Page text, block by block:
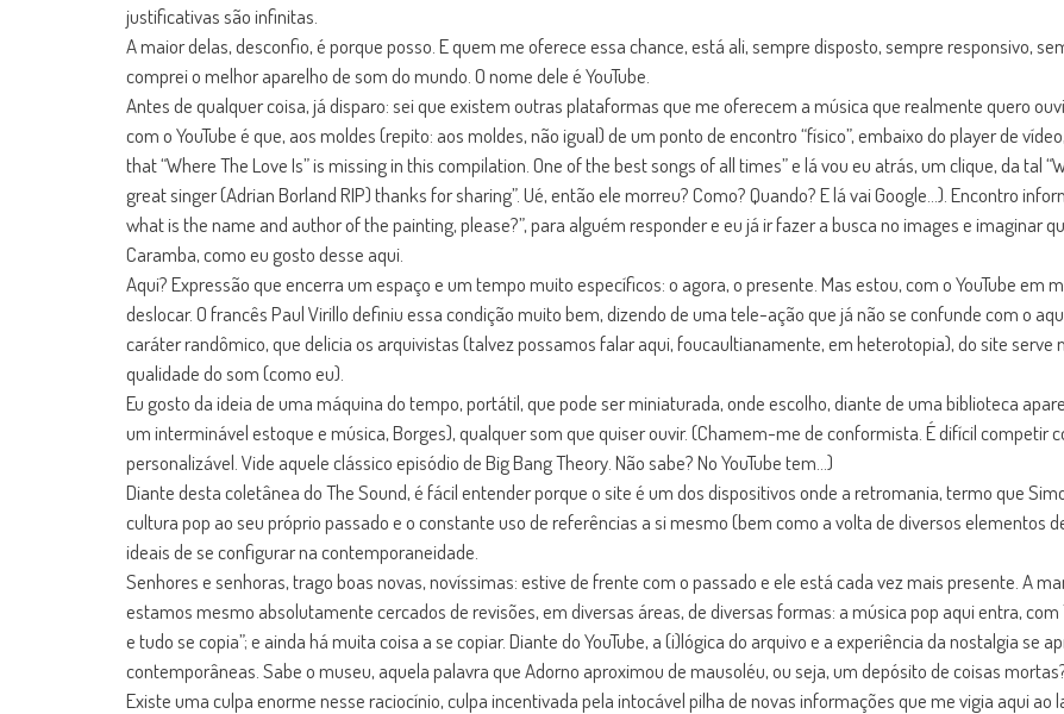
justificativas são infinitas.
A maior delas, desconfio, é porque posso. E quem me oferece essa chance, está ali, sempre disposto, sempre responsivo,
comprei o melhor aparelho de som do mundo. O nome dele é YouTube.
Antes de qualquer coisa, já disparo: sei que existem outras plataformas que me oferecem a música que realmente quero
com o YouTube é que, aos moldes (repito: aos moldes, não igual) de um ponto de encontro “físico”, embaixo do player de
that “Where The Love Is” is missing in this compilation. One of the best songs of all times” e lá vou eu atrás, um clique, da tal
great singer (Adrian Borland RIP) thanks for sharing”. Ué, então ele morreu? Como? Quando? E lá vai Google…). Encontro
what is the name and author of the painting, please?”, para alguém responder e eu já ir fazer a busca no images e imaginar
Caramba, como eu gosto desse aqui.
Aqui? Expressão que encerra um espaço e um tempo muito específicos: o agora, o presente. Mas estou, com o YouTube em
deslocar. O francês Paul Virillo definiu essa condição muito bem, dizendo de uma tele-ação que já não se confunde com o
caráter randômico, que delicia os arquivistas (talvez possamos falar aqui, foucaultianamente, em heterotopia), do site
qualidade do som (como eu).
Eu gosto da ideia de uma máquina do tempo, portátil, que pode ser miniaturada, onde escolho, diante de uma biblioteca
um interminável estoque e música, Borges), qualquer som que quiser ouvir. (Chamem-me de conformista. É difícil competir
personalizável. Vide aquele clássico episódio de Big Bang Theory. Não sabe? No YouTube tem…)
Diante desta coletânea do The Sound, é fácil entender porque o site é um dos dispositivos onde a retromania, termo que
cultura pop ao seu próprio passado e o constante uso de referências a si mesmo (bem como a volta de diversos elementos
ideais de se configurar na contemporaneidade.
Senhores e senhoras, trago boas novas, novíssimas: estive de frente com o passado e ele está cada vez mais presente. A
estamos mesmo absolutamente cercados de revisões, em diversas áreas, de diversas formas: a música pop aqui entra,
e tudo se copia”; e ainda há muita coisa a se copiar. Diante do YouTube, a (i)lógica do arquivo e a experiência da nostalgia
contemporâneas. Sabe o museu, aquela palavra que Adorno aproximou de mausoléu, ou seja, um depósito de coisas
Existe uma culpa enorme nesse raciocínio, culpa incentivada pela intocável pilha de novas informações que me vigia aqui ao